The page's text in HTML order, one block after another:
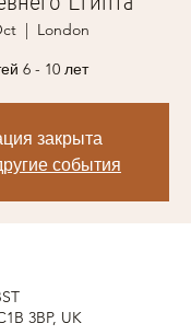
  |
London
6 - 10 лет
закрыта
события
3BP, UK